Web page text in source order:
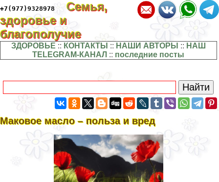
+7(977)9328978
Семья,
здоровье и
благополучие
ЗДОРОВЬЕ :: КОНТАКТЫ :: НАШИ АВТОРЫ :: НАШ
TELEGRAM-КАНАЛ :: последние посты
Маковое масло – польза и вред